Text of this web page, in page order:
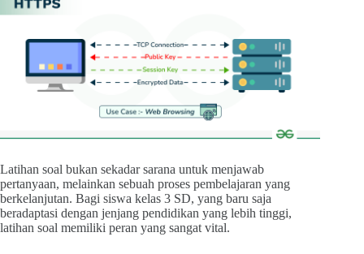
Latihan soal bukan sekadar sarana untuk menjawab
pertanyaan, melainkan sebuah proses pembelajaran yang
berkelanjutan. Bagi siswa kelas 3 SD, yang baru saja
beradaptasi dengan jenjang pendidikan yang lebih tinggi,
latihan soal memiliki peran yang sangat vital.